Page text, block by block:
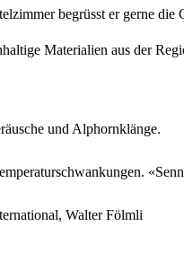
begrüsst er gerne die
Materialien aus der
und Alphornklänge.
Walter Fölmli